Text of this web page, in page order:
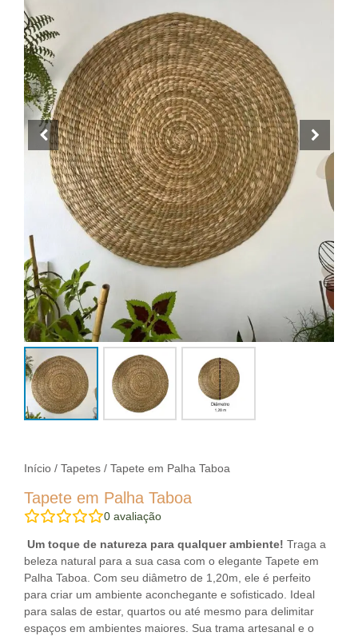
Início / Tapetes / Tapete em Palha Taboa
Tapete em Palha Taboa
0 avaliação
Um toque de natureza para qualquer ambiente! Traga a
beleza natural para a sua casa com o elegante Tapete em
Palha Taboa. Com seu diâmetro de 1,20m, ele é perfeito
para criar um ambiente aconchegante e sofisticado. Ideal
para salas de estar, quartos ou até mesmo para delimitar
espaços em ambientes maiores. Sua trama artesanal e o